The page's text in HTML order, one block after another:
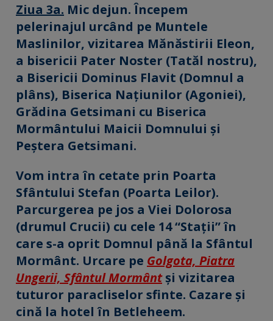
Ziua 3a. Mic dejun. Începem
pelerinajul urcând pe Muntele
Maslinilor, vizitarea Mănăstirii Eleon,
a bisericii Pater Noster (Tatăl nostru),
a Bisericii Dominus Flavit (Domnul a
plâns), Biserica Națiunilor (Agoniei),
Grădina Getsimani cu Biserica
Mormântului Maicii Domnului și
Peștera Getsimani.
Vom intra în cetate prin Poarta
Sfântului Stefan (Poarta Leilor).
Parcurgerea pe jos a Viei Dolorosa
(drumul Crucii) cu cele 14 “Stații” în
care s-a oprit Domnul până la Sfântul
Mormânt. Urcare pe Golgota, Piatra
Ungerii, Sfântul Mormântși vizitarea
tuturor paracliselor sfinte. Cazare și
cină la hotel în Betleheem.